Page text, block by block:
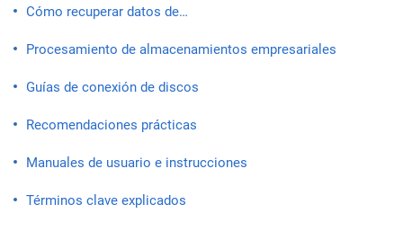
Cómo recuperar datos de…
Procesamiento de almacenamientos empresariales
Guías de conexión de discos
Recomendaciones prácticas
Manuales de usuario e instrucciones
Términos clave explicados